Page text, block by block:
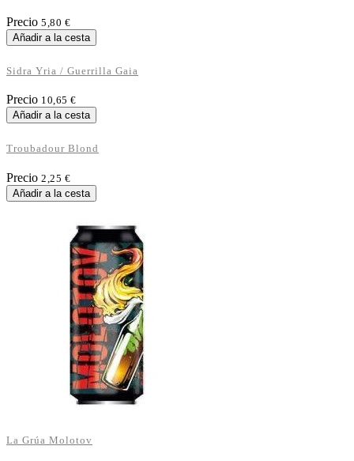
Precio 5,80 €
Añadir a la cesta
Sidra Yria / Guerrilla Gaia
Precio 10,65 €
Añadir a la cesta
Troubadour Blond
Precio 2,25 €
Añadir a la cesta
La Grúa Molotov